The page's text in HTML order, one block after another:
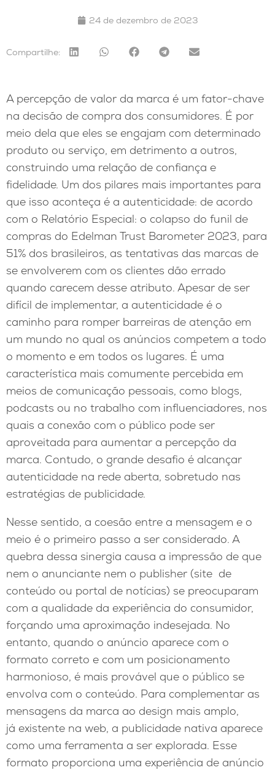
24 de dezembro de 2023
Compartilhe:
A percepção de valor da marca é um fator-chave
na decisão de compra dos consumidores. É por
meio dela que eles se engajam com determinado
produto ou serviço, em detrimento a outros,
construindo uma relação de confiança e
fidelidade. Um dos pilares mais importantes para
que isso aconteça é a autenticidade: de acordo
com o Relatório Especial: o colapso do funil de
compras do Edelman Trust Barometer 2023, para
51% dos brasileiros, as tentativas das marcas de
se envolverem com os clientes dão errado
quando carecem desse atributo. Apesar de ser
difícil de implementar, a autenticidade é o
caminho para romper barreiras de atenção em
um mundo no qual os anúncios competem a todo
o momento e em todos os lugares. É uma
característica mais comumente percebida em
meios de comunicação pessoais, como blogs,
podcasts ou no trabalho com influenciadores, nos
quais a conexão com o público pode ser
aproveitada para aumentar a percepção da
marca. Contudo, o grande desafio é alcançar
autenticidade na rede aberta, sobretudo nas
estratégias de publicidade.
Nesse sentido, a coesão entre a mensagem e o
meio é o primeiro passo a ser considerado. A
quebra dessa sinergia causa a impressão de que
nem o anunciante nem o publisher (site de
conteúdo ou portal de notícias) se preocuparam
com a qualidade da experiência do consumidor,
forçando uma aproximação indesejada. No
entanto, quando o anúncio aparece com o
formato correto e com um posicionamento
harmonioso, é mais provável que o público se
envolva com o conteúdo. Para complementar as
mensagens da marca ao design mais amplo,
já existente na web, a publicidade nativa aparece
como uma ferramenta a ser explorada. Esse
formato proporciona uma experiência de anúncio